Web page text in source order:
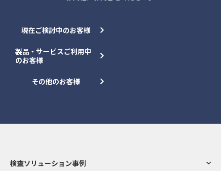
現在ご検討中のお客様
製品・サービスご利用中
のお客様
その他のお客様
検査ソリューション事例